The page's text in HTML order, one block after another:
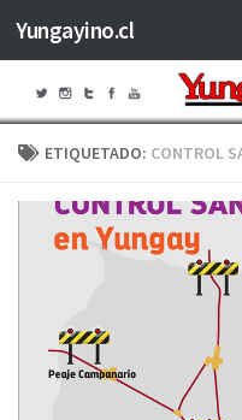
Saltar al contenido
Yungayino.cl
ETIQUETADO: CONTROL